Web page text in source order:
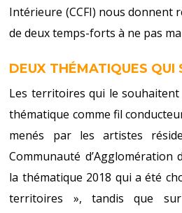
Intérieure (CCFI) nous donnent
de deux temps-forts à ne pas
DEUX THÉMATIQUES QUI
Les territoires qui le
thématique comme fil
menés par les artistes
Communauté d’Agglomération
la thématique 2018 qui a été
territoires », tandis que